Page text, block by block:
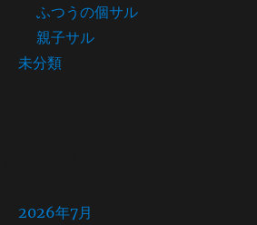
ふつうの個サル
親子サル
未分類
2026年7月